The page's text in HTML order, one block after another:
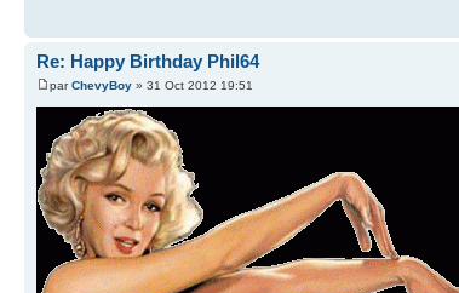
Re: Happy Birthday Phil64
parChevyBoy » 31 Oct 2012 19:51